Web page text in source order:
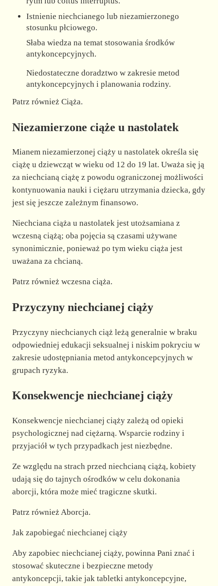
Istnienie niechcianego lub niezamierzonego
stosunku płciowego.
Słaba wiedza na temat stosowania środków
antykoncepcyjnych.
Niedostateczne doradztwo w zakresie metod
antykoncepcyjnych i planowania rodziny.
Patrz również Ciąża.
Niezamierzone ciąże u nastolatek
Mianem niezamierzonej ciąży u nastolatek określa się
ciążę u dziewcząt w wieku od 12 do 19 lat. Uważa się ją
za niechcianą ciążę z powodu ograniczonej możliwości
kontynuowania nauki i ciężaru utrzymania dziecka, gdy
jest się jeszcze zależnym finansowo.
Niechciana ciąża u nastolatek jest utożsamiana z
wczesną ciążą; oba pojęcia są czasami używane
synonimicznie, ponieważ po tym wieku ciąża jest
uważana za chcianą.
Patrz również wczesna ciąża.
Przyczyny niechcianej ciąży
Przyczyny niechcianych ciąż leżą generalnie w braku
odpowiedniej edukacji seksualnej i niskim pokryciu w
zakresie udostępniania metod antykoncepcyjnych w
grupach ryzyka.
Konsekwencje niechcianej ciąży
Konsekwencje niechcianej ciąży zależą od opieki
psychologicznej nad ciężarną. Wsparcie rodziny i
przyjaciół w tych przypadkach jest niezbędne.
Ze względu na strach przed niechcianą ciążą, kobiety
udają się do tajnych ośrodków w celu dokonania
aborcji, która może mieć tragiczne skutki.
Patrz również Aborcja.
Jak zapobiegać niechcianej ciąży
Aby zapobiec niechcianej ciąży, powinna Pani znać i
stosować skuteczne i bezpieczne metody
antykoncepcji, takie jak tabletki antykoncepcyjne,